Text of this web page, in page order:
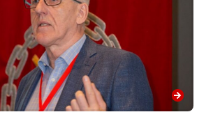
arrow_forward